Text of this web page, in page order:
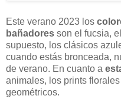
Este verano 2023 los
bañadores son el fucsia,
supuesto, los clásicos
cuando estás bronceada,
de verano. En cuanto a
animales, los prints
geométricos.